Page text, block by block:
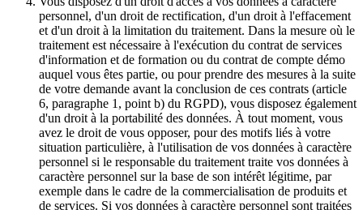
personnel, d'un droit de rectification, d'un droit à l'effacement
et d'un droit à la limitation du traitement. Dans la mesure où le
traitement est nécessaire à l'exécution du contrat de services
d'information et de formation ou du contrat de compte démo
auquel vous êtes partie, ou pour prendre des mesures à la suite
de votre demande avant la conclusion de ces contrats (article
6, paragraphe 1, point b) du RGPD), vous disposez également
d'un droit à la portabilité des données. À tout moment, vous
avez le droit de vous opposer, pour des motifs liés à votre
situation particulière, à l'utilisation de vos données à caractère
personnel si le responsable du traitement traite vos données à
caractère personnel sur la base de son intérêt légitime, par
exemple dans le cadre de la commercialisation de produits et
de services. Si vos données à caractère personnel sont traitées